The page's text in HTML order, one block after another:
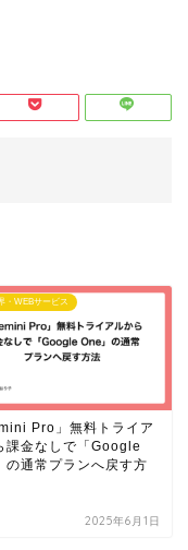
・WEBサービス
Pro」無料トライア
課金なしで「Google
の通常プランへ戻す方
2025年6月1日